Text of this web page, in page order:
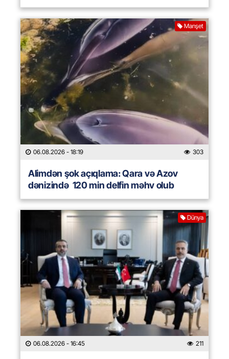
Manşet
06.08.2026 - 18:19 303
Alimdən şok açıqlama: Qara və Azov
dənizində 120 min delfin məhv olub
Dünya
06.08.2026 - 16:45 211